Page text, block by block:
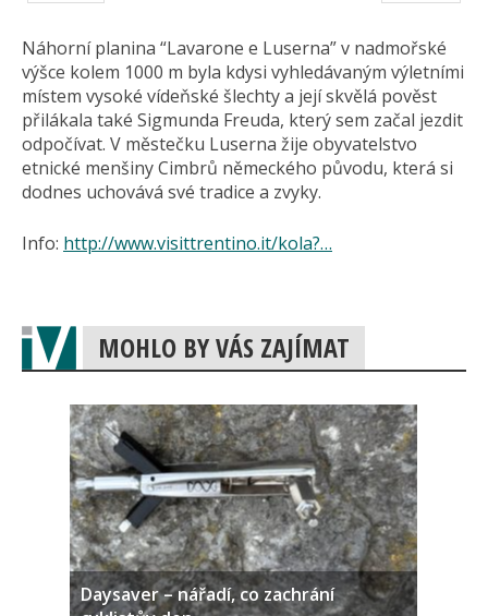
Náhorní planina “Lavarone e Luserna” v nadmořské
výšce kolem 1000 m byla kdysi vyhledávaným výletními
místem vysoké vídeňské šlechty a její skvělá pověst
přilákala také Sigmunda Freuda, který sem začal jezdit
odpočívat. V městečku Luserna žije obyvatelstvo
etnické menšiny Cimbrů německého původu, která si
dodnes uchovává své tradice a zvyky.
Info: http://www.visittrentino.it/kola?…
MOHLO BY VÁS ZAJÍMAT
Daysaver – nářadí, co zachrání